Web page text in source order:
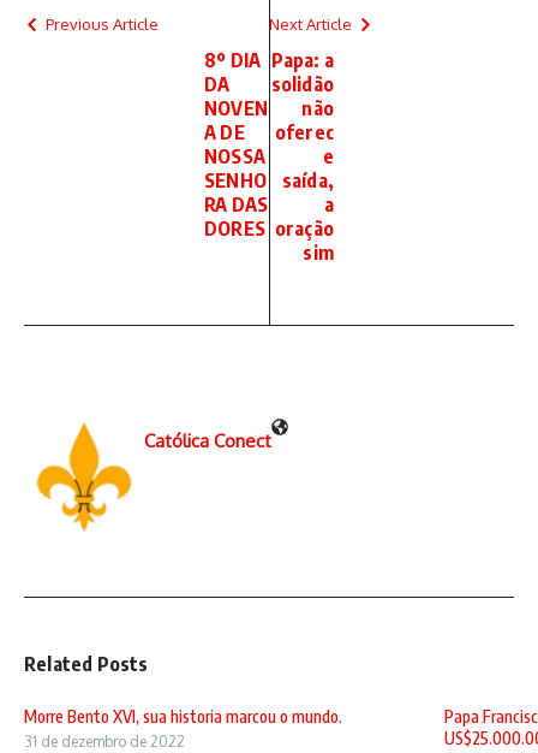
Previous Article
8º DIA
DA
NOVEN
A DE
NOSSA
SENHO
RA DAS
DORES
Next Article
Papa: a
solidão
não
oferec
e
saída,
a
oração
sim
Católica Conect
Related Posts
Morre Bento XVI, sua historia marcou o mundo.
31 de dezembro de 2022
Papa